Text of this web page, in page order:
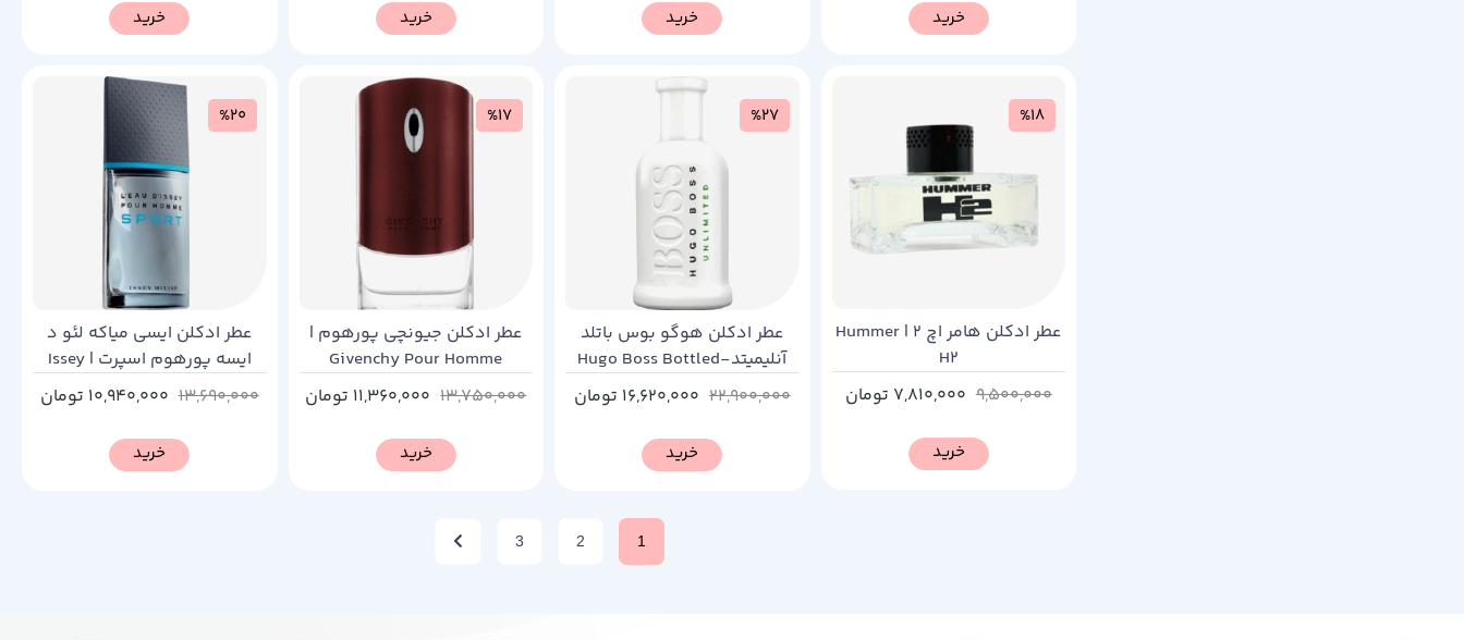
خرید خرید خرید خرید
%18
عطر ادکلن هامر اچ 2 | Hummer
H2
9,500,000
7,810,000 تومان
خرید
%27
عطر ادکلن هوگو بوس باتلد
آنلیمیتد-Hugo Boss Bottled
Unlimited22,900,000
16,620,000 تومان
خرید
%17
عطر ادکلن جیونچی پورهوم |
Givenchy Pour Homme
13,750,000
11,360,000 تومان
خرید
%20
عطر ادکلن ایسی میاکه لئو د
ایسه پورهوم اسپرت | Issey
Miyake L’Eau d’issey Pour
Homme Sport
13,690,000
10,940,000 تومان
خرید
1
2
3